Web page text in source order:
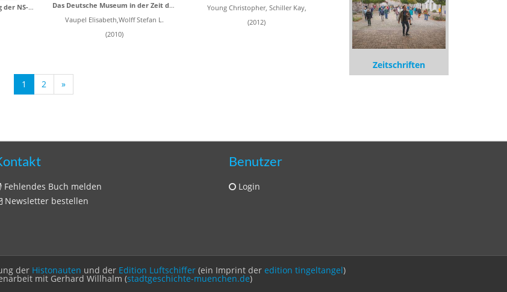
Young Christopher, Schiller Kay,
(2012)
Das Deutsche Museum in der Zeit des Nationalsozialismus
Vaupel Elisabeth,Wolff Stefan L.
(2010)
Gymnasiale Kunsterziehung der NS-Zeit
1 2 »
Zeitschriften
Fehlendes Buch melden
Newsletter bestellen
Benutzer
Login
der Histonauten und der Edition Luftschiffer (ein Imprint der edition tingeltangel)
mit Gerhard Willhalm (stadtgeschichte-muenchen.de)